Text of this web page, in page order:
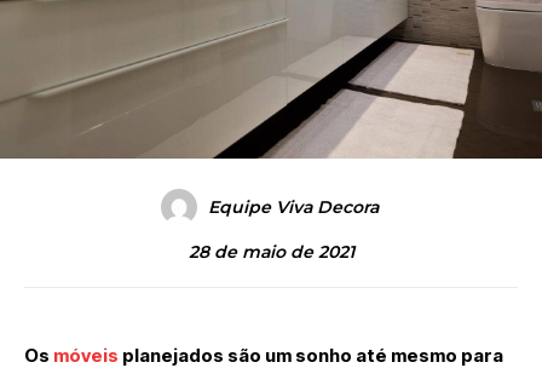
Equipe Viva Decora
28 de maio de 2021
Os móveis planejados são um sonho até mesmo para